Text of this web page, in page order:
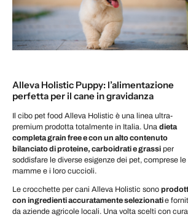
Alleva Holistic Puppy: l’alimentazione
perfetta per il cane in gravidanza
Il cibo pet food Alleva Holistic è una linea ultra-
premium prodotta totalmente in Italia. Una dieta
completa grain free e con un alto contenuto
bilanciato di proteine, carboidrati e grassi per
soddisfare le diverse esigenze dei pet, comprese le
mamme e i loro cuccioli.
Le crocchette per cani Alleva Holistic sono
con ingredienti accuratamente selezionatie
da aziende agricole locali. Una volta scelti con cura